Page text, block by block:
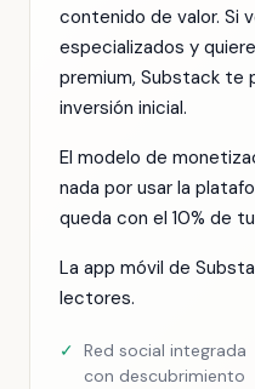
contenido de valor. Si
especializados y
premium, Substack te
inversión inicial.
El modelo de
nada por usar la
queda con el 10% de
La app móvil de
lectores.
✓ Red social integrada
con descubrimiento